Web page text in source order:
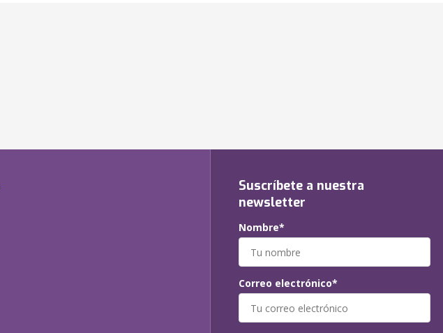
Suscríbete a nuestra
newsletter
Nombre*
Correo electrónico*